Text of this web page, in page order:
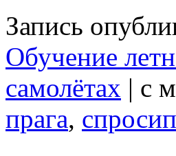
Запись
Обучение
самолётах | с
прага,